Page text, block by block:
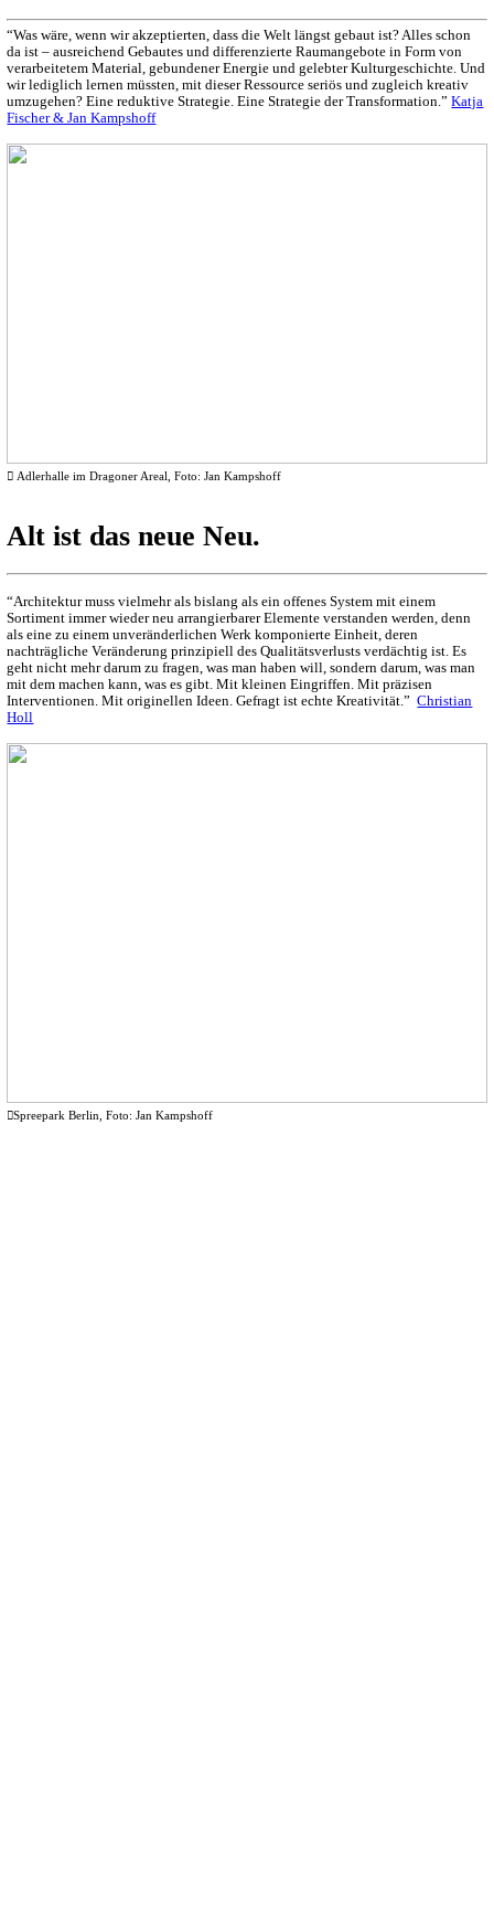
“Was wäre, wenn wir akzeptierten, dass die Welt längst gebaut ist? Alles schon
da ist – ausreichend Gebautes und differenzierte Raumangebote in Form von
verarbeitetem Material, gebundener Energie und gelebter Kulturgeschichte. Und
wir lediglich lernen müssten, mit dieser Ressource seriös und zugleich kreativ
umzugehen? Eine reduktive Strategie. Eine Strategie der Transformation.”Katja
Fischer & Jan Kampshoff
︎︎︎ Adlerhalle im Dragoner Areal, Foto: Jan Kampshoff
Alt ist das neue Neu.
“Architektur muss vielmehr als bislang als ein offenes System mit einem
Sortiment immer wieder neu arrangierbarer Elemente verstanden werden, denn
als eine zu einem unveränderlichen Werk komponierte Einheit, deren
nachträgliche Veränderung prinzipiell des Qualitätsverlusts verdächtig ist. Es
geht nicht mehr darum zu fragen, was man haben will, sondern darum, was man
mit dem machen kann, was es gibt. Mit kleinen Eingriffen. Mit präzisen
Interventionen. Mit originellen Ideen. Gefragt ist echte Kreativität.”Christian
Holl
︎︎︎Spreepark Berlin, Foto: Jan Kampshoff